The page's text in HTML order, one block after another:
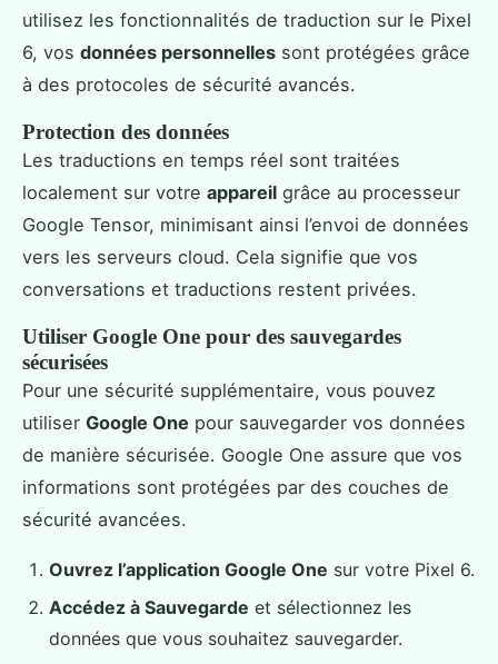
utilisez les fonctionnalités de traduction sur le Pixel
6, vos données personnelles sont protégées grâce
à des protocoles de sécurité avancés.
Protection des données
Les traductions en temps réel sont traitées
localement sur votre appareil grâce au processeur
Google Tensor, minimisant ainsi l’envoi de données
vers les serveurs cloud. Cela signifie que vos
conversations et traductions restent privées.
Utiliser Google One pour des sauvegardes
sécurisées
Pour une sécurité supplémentaire, vous pouvez
utiliser Google One pour sauvegarder vos données
de manière sécurisée. Google One assure que vos
informations sont protégées par des couches de
sécurité avancées.
Ouvrez l’application Google One sur votre Pixel 6.
Accédez à Sauvegarde et sélectionnez les
données que vous souhaitez sauvegarder.